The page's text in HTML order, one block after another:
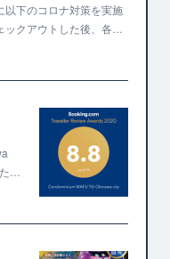
以下のコロナ対策を実施
クアウトした後、各…
…